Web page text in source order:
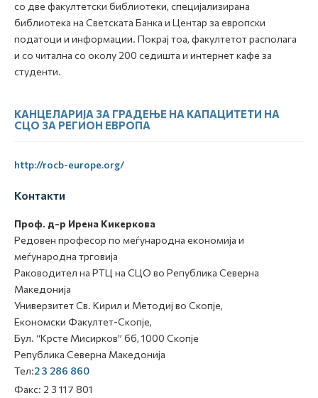
со две факултетски библиотеки, специјализирана
библиотека на Светската Банка и Центар за европски
податоци и информации. Покрај тоа, факултетот располага
и со читална со околу 200 седишта и интернет кафе за
студенти.
КАНЦЕЛАРИЈА ЗА ГРАДЕЊЕ НА КАПАЦИТЕТИ НА
СЦО ЗА РЕГИОН ЕВРОПА
http://rocb-europe.org/
Контакти
Проф. д-р Ирена Кикеркова
Редовен професор по меѓународна економија и
меѓународна трговија
Раководител на РТЦ на СЦО во Република Северна
Македонија
Универзитет Св. Кирил и Методиј во Скопје,
Економски Факултет-Скопје,
Бул. “Крсте Мисирков” бб, 1000 Скопје
Република Северна Македонија
Тел:2 3 286 860
Факс: 2 3 117 801